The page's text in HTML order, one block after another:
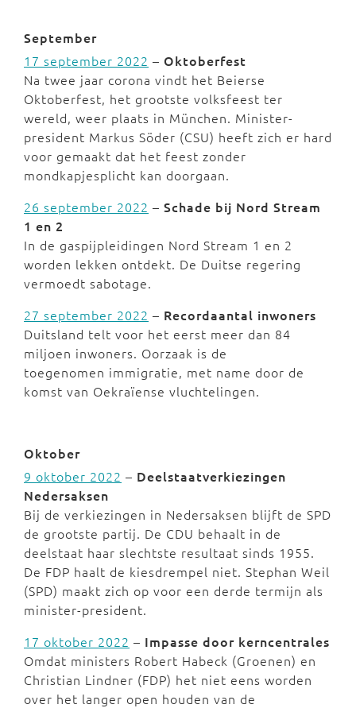
September
17 september 2022 – Oktoberfest
Na twee jaar corona vindt het Beierse
Oktoberfest, het grootste volksfeest ter
wereld, weer plaats in München. Minister-
president Markus Söder (CSU) heeft zich er hard
voor gemaakt dat het feest zonder
mondkapjesplicht kan doorgaan.
26 september 2022 – Schade bij Nord Stream
1 en 2
In de gaspijpleidingen Nord Stream 1 en 2
worden lekken ontdekt. De Duitse regering
vermoedt sabotage.
27 september 2022 – Recordaantal inwoners
Duitsland telt voor het eerst meer dan 84
miljoen inwoners. Oorzaak is de
toegenomen immigratie, met name door de
komst van Oekraïense vluchtelingen.
Oktober
9 oktober 2022 – Deelstaatverkiezingen
Nedersaksen
Bij de verkiezingen in Nedersaksen blijft de SPD
de grootste partij. De CDU behaalt in de
deelstaat haar slechtste resultaat sinds 1955.
De FDP haalt de kiesdrempel niet. Stephan Weil
(SPD) maakt zich op voor een derde termijn als
minister-president.
17 oktober 2022 – Impasse door kerncentrales
Omdat ministers Robert Habeck (Groenen) en
Christian Lindner (FDP) het niet eens worden
over het langer open houden van de